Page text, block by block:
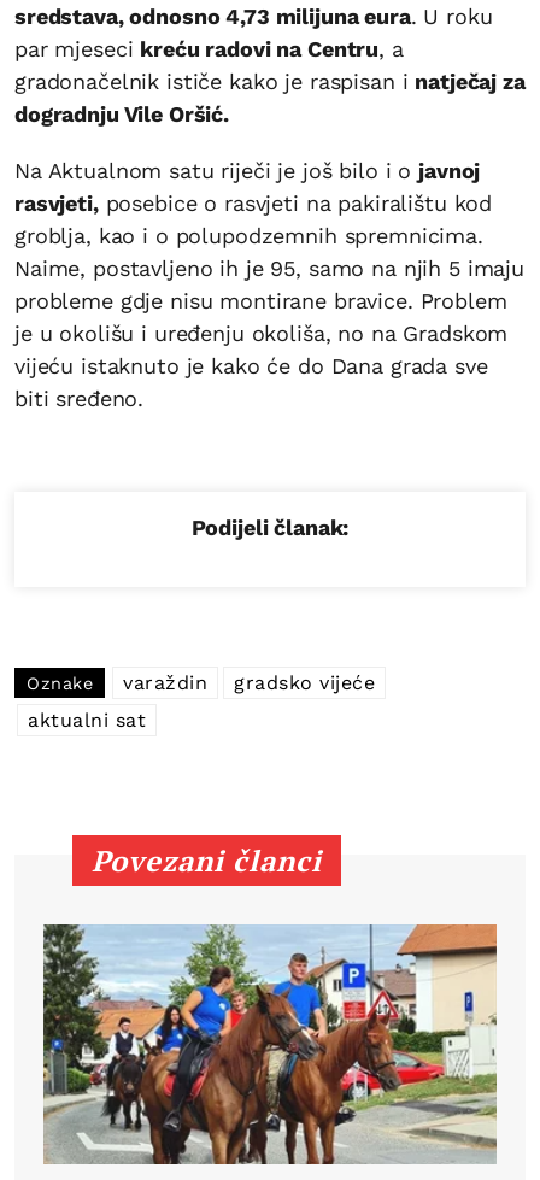
sredstava, odnosno 4,73 milijuna eura. U roku
par mjeseci kreću radovi na Centru, a
gradonačelnik ističe kako je raspisan i natječaj za
dogradnju Vile Oršić.
Na Aktualnom satu riječi je još bilo i ojavnoj
rasvjeti,posebice o rasvjeti na pakiralištu kod
groblja, kao i o polupodzemnih spremnicima.
Naime, postavljeno ih je 95, samo na njih 5 imaju
probleme gdje nisu montirane bravice. Problem
je u okolišu i uređenju okoliša, no na Gradskom
vijeću istaknuto je kako će do Dana grada sve
biti sređeno.
Podijeli članak:
Oznake varaždin
gradsko vijeće
aktualni sat
Povezani članci